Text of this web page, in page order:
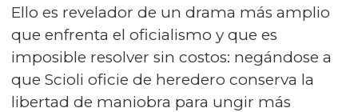
Ello es revelador de un drama más amplio
que enfrenta el oficialismo y que es
imposible resolver sin costos: negándose a
que Scioli oficie de heredero conserva la
libertad de maniobra para ungir más